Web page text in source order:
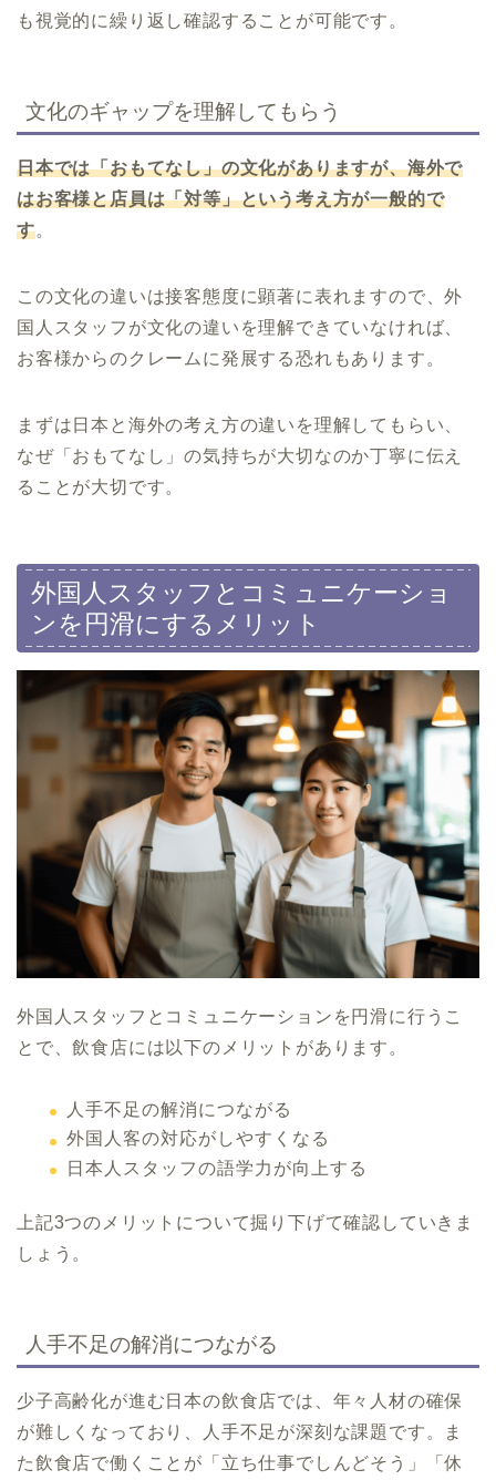
も視覚的に繰り返し確認することが可能です。
文化のギャップを理解してもらう
日本では「おもてなし」の文化がありますが、海外で
はお客様と店員は「対等」という考え方が一般的で
す。
この文化の違いは接客態度に顕著に表れますので、外
国人スタッフが文化の違いを理解できていなければ、
お客様からのクレームに発展する恐れもあります。
まずは日本と海外の考え方の違いを理解してもらい、
なぜ「おもてなし」の気持ちが大切なのか丁寧に伝え
ることが大切です。
外国人スタッフとコミュニケーショ
ンを円滑にするメリット
外国人スタッフとコミュニケーションを円滑に行うこ
とで、飲食店には以下のメリットがあります。
人手不足の解消につながる
外国人客の対応がしやすくなる
日本人スタッフの語学力が向上する
上記3つのメリットについて掘り下げて確認していきま
しょう。
人手不足の解消につながる
少子高齢化が進む日本の飲食店では、年々人材の確保
が難しくなっており、人手不足が深刻な課題です。ま
た飲食店で働くことが「立ち仕事でしんどそう」「休